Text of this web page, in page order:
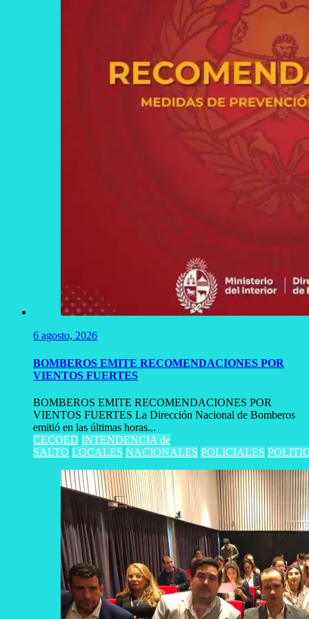
6 agosto, 2026
BOMBEROS EMITE RECOMENDACIONES POR
VIENTOS FUERTES
BOMBEROS EMITE RECOMENDACIONES POR
VIENTOS FUERTES La Dirección Nacional de Bomberos
emitió en las últimas horas...
CECOED INTENDENCIA de
SALTO LOCALES NACIONALES POLICIALES